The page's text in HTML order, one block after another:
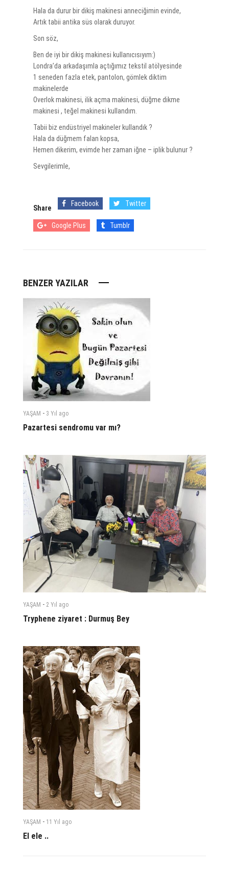
Hala da durur bir dikiş makinesi anneciğimin evinde,
Artık tabii antika süs olarak duruyor.
Son söz,
Ben de iyi bir dikiş makinesi kullanıcısıyım:)
Londra’da arkadaşımla açtığımız tekstil atölyesinde
1 seneden fazla etek, pantolon, gömlek diktim
makinelerde
Overlok makinesi, ilik açma makinesi, düğme dikme
makinesi , teğel makinesi kullandım.
Tabii biz endüstriyel makineler kullandık ?
Hala da düğmem falan kopsa,
Hemen dikerim, evimde her zaman iğne – iplik bulunur ?
Sevgilerimle,
Share
Facebook Twitter
Google Plus Tumblr
BENZER YAZILAR
YAŞAM - 3 Yıl ago
Pazartesi sendromu var mı?
YAŞAM - 2 Yıl ago
Tryphene ziyaret : Durmuş Bey
YAŞAM - 11 Yıl ago
El ele ..